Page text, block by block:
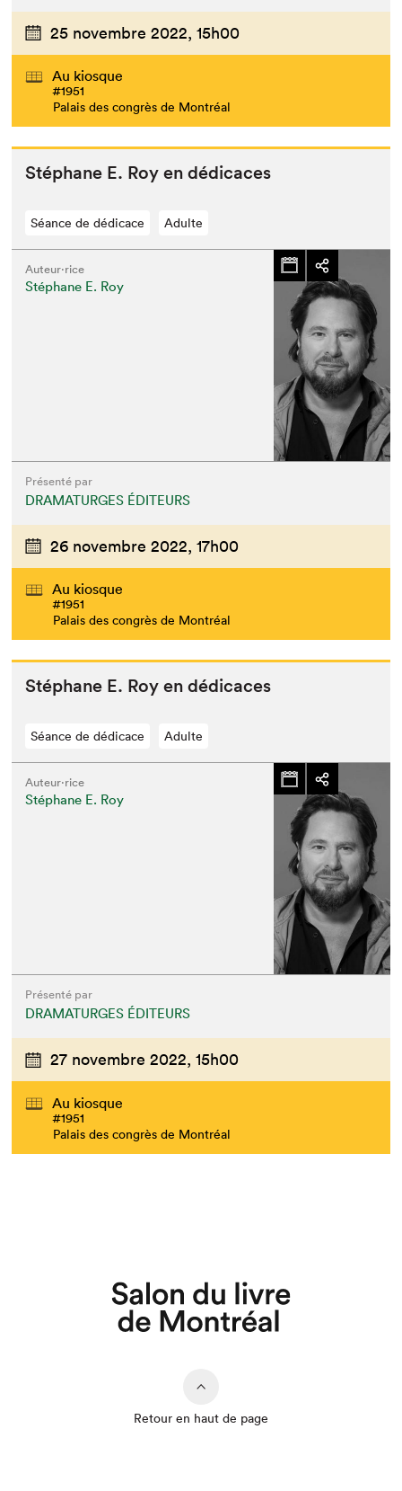
25 novembre 2022, 15h00
Au kiosque
#1951
Palais des congrès de Montréal
Stéphane E. Roy en dédicaces
Séance de dédicace Adulte
Auteur·rice
Stéphane E. Roy
Présenté par
DRAMATURGES ÉDITEURS
26 novembre 2022, 17h00
Au kiosque
#1951
Palais des congrès de Montréal
Stéphane E. Roy en dédicaces
Séance de dédicace Adulte
Auteur·rice
Stéphane E. Roy
Présenté par
DRAMATURGES ÉDITEURS
27 novembre 2022, 15h00
Au kiosque
#1951
Palais des congrès de Montréal
Retour en haut de page